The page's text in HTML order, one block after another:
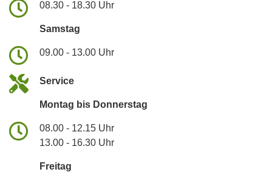
08.30 - 18.30 Uhr
Samstag
09.00 - 13.00 Uhr
Service
Montag bis Donnerstag
08.00 - 12.15 Uhr
13.00 - 16.30 Uhr
Freitag